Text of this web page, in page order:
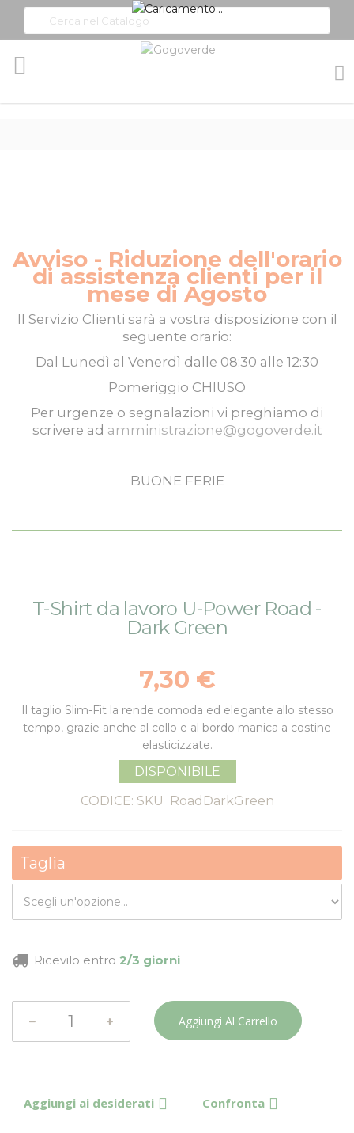
Avviso - Riduzione dell'orario
di assistenza clienti per il
mese di Agosto
Il Servizio Clienti sarà a vostra disposizione con il
seguente orario:
Dal Lunedì al Venerdì dalle 08:30 alle 12:30
Pomeriggio CHIUSO
Per urgenze o segnalazioni vi preghiamo di
scrivere ad amministrazione@gogoverde.it
BUONE FERIE
all'inizio
T-Shirt da lavoro U-Power Road -
Dark Green
7,30 €
Il taglio Slim-Fit la rende comoda ed elegante allo stesso
tempo, grazie anche al collo e al bordo manica a costine
elasticizzate.
DISPONIBILE
CODICE: SKU
RoadDarkGreen
Taglia
Ricevilo entro 2/3 giorni
Aggiungi Al Carrello
Aggiungi ai desiderati Confronta